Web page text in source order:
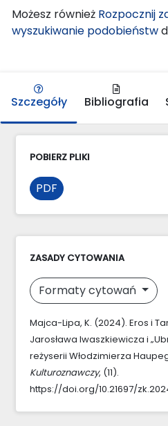
Możesz również Rozpocznij
wyszukiwanie podobieństw
Szczegóły Bibliografia
POBIERZ PLIKI
PDF
ZASADY CYTOWANIA
Formaty cytowań
Majca-Lipa, K. (2024). Eros i
Jarosława Iwaszkiewicza i
reżyserii Włodzimierza
Kulturoznawczy, (11).
https://doi.org/10.21697/